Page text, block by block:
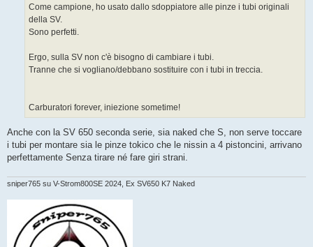
Come campione, ho usato dallo sdoppiatore alle pinze i tubi originali
della SV.
Sono perfetti.
Ergo, sulla SV non c'è bisogno di cambiare i tubi.
Tranne che si vogliano/debbano sostituire con i tubi in treccia.
Carburatori forever, iniezione sometime!
Anche con la SV 650 seconda serie, sia naked che S, non serve toccare
i tubi per montare sia le pinze tokico che le nissin a 4 pistoncini, arrivano
perfettamente Senza tirare né fare giri strani.
sniper765 su V-Strom800SE 2024, Ex SV650 K7 Naked